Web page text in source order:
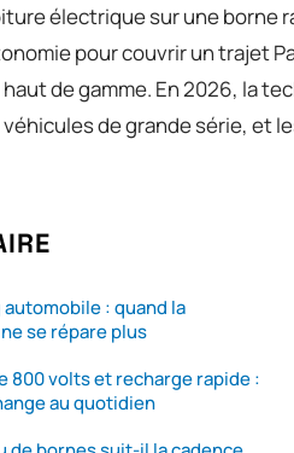
électrique sur une borne
pour couvrir un trajet
de gamme. En 2026, la
de grande série, et
: quand la
se répare plus
800 volts et recharge rapide :
au quotidien